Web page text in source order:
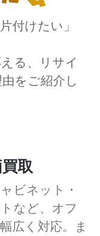
付けたい」
る、リサイ
をご紹介し
取
ビネット・
など、オフ
広く対応。ま